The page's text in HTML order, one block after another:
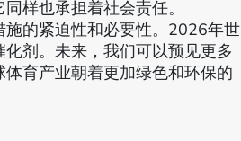
样也承担着社会责任。
的紧迫性和必要性。2026年世
剂。未来，我们可以预见更多
育产业朝着更加绿色和环保的